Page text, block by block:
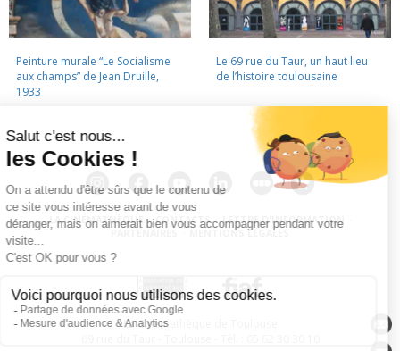
Peinture murale “Le Socialisme
aux champs” de Jean Druille,
1933
Le 69 rue du Taur, un haut lieu
de l’histoire toulousaine
LA CINÉMATHÈQUE · CONTACTS · LETTRE D'INFORMATION
PARTENAIRES · MENTIONS LÉGALES
La Cinémathèque de Toulouse